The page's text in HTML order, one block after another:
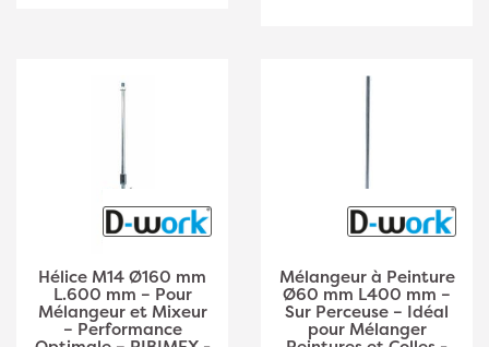
Hélice M14 Ø160 mm
L.600 mm – Pour
Mélangeur et Mixeur
– Performance
Mélangeur à Peinture
Ø60 mm L400 mm –
Sur Perceuse – Idéal
pour Mélanger